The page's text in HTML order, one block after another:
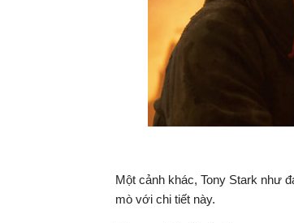
Một cảnh khác, Tony Stark như
mò với chi tiết này.